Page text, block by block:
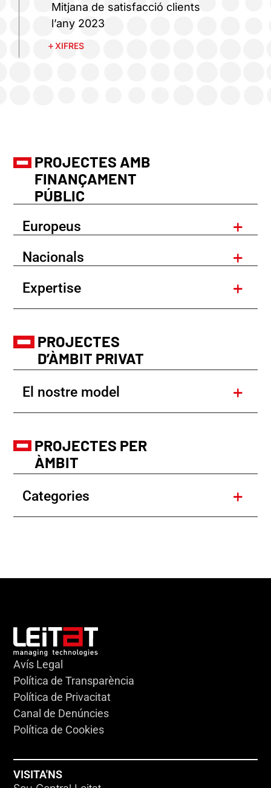
Mitjana de satisfacció clients
l’any 2023
XIFRES
PROJECTES AMB
FINANÇAMENT
PÚBLIC
Europeus
Nacionals
Expertise
PROJECTES
D’ÀMBIT PRIVAT
El nostre model
PROJECTES PER
ÀMBIT
Categories
Avís Legal
Política de Transparència
Política de Privacitat
Canal de Denúncies
Política de Cookies
VISITA'NS